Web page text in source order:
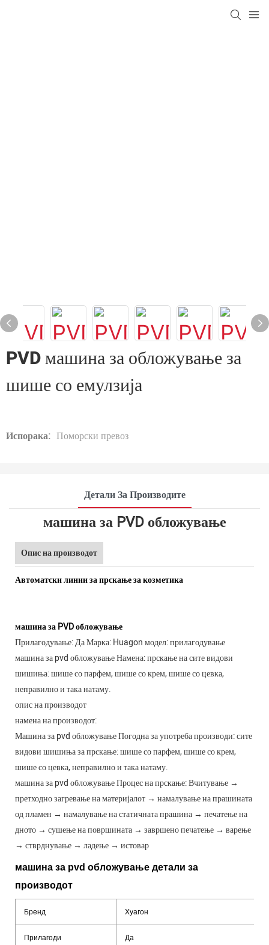
PVD машина за обложување за
шише со емулзија
Испорака: Поморски превоз
Детали За Производите
машина за PVD обложување
Опис на производот
Автоматски линии за прскање за козметика
машина за PVD обложување
Прилагодување: Да Марка: Huagon модел: прилагодување
машина за pvd обложување Намена: прскање на сите видови
шишиња: шише со парфем, шише со крем, шише со цевка,
неправилно и така натаму.
опис на производот
намена на производот:
Машина за pvd обложување Погодна за употреба производи: сите
видови шишиња за прскање: шише со парфем, шише со крем,
шише со цевка, неправилно и така натаму.
машина за pvd обложување Процес на прскање: Вчитување →
претходно загревање на материјалот → намалување на прашината
од пламен → намалување на статичната прашина → печатење на
дното → сушење на површината → завршено печатење → варење
→ стврднување → ладење → истовар
машина за pvd обложување детали за
производот
Бренд Хуагон
Прилагоди Да